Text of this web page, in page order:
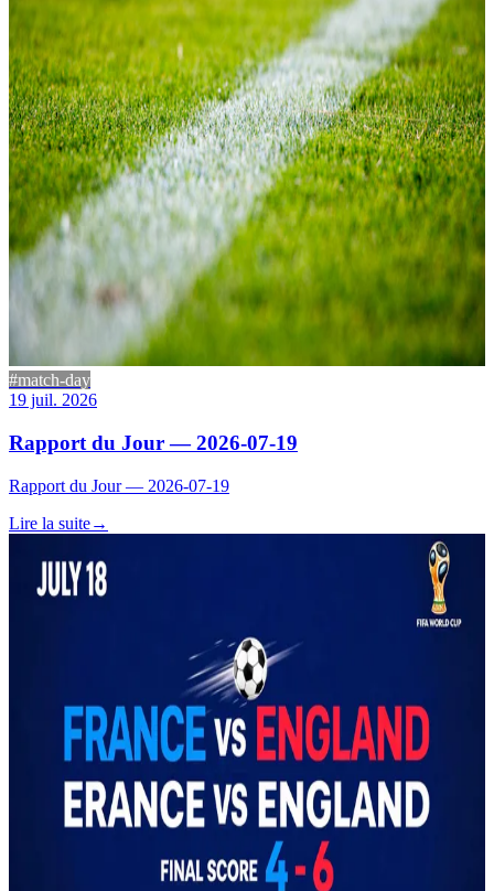
#match-day
19 juil. 2026
Rapport du Jour — 2026-07-19
Rapport du Jour — 2026-07-19
Lire la suite→